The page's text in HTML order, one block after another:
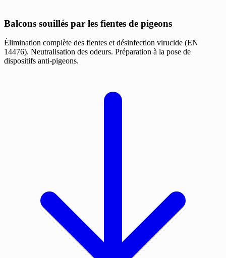
Balcons souillés par les fientes de pigeons
Élimination complète des fientes et désinfection virucide (EN
14476). Neutralisation des odeurs. Préparation à la pose de
dispositifs anti-pigeons.